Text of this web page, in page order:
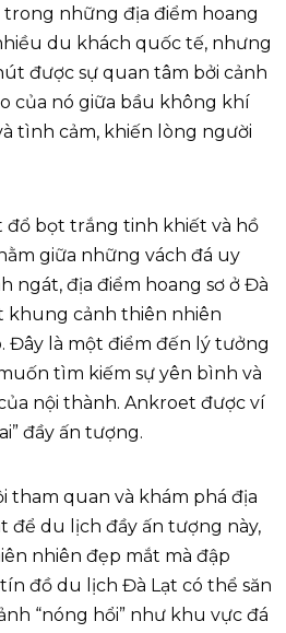
trong những địa điểm hoang
du khách quốc tế, nhưng
được sự quan tâm bởi cảnh
của nó giữa bầu không khí
tình cảm, khiến lòng người
đổ bọt trắng tinh khiết và hồ
giữa những vách đá uy
ngát, địa điểm hoang sơ ở Đà
khung cảnh thiên nhiên
Đây là một điểm đến lý tưởng
tìm kiếm sự yên bình và
nội thành. Ankroet được ví
đầy ấn tượng.
tham quan và khám phá địa
để du lịch đầy ấn tượng này,
nhiên đẹp mắt mà đập
đồ du lịch Đà Lạt có thể săn
“nóng hổi” như khu vực đá